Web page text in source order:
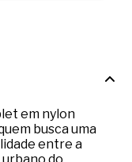
em nylon
busca uma
entre a